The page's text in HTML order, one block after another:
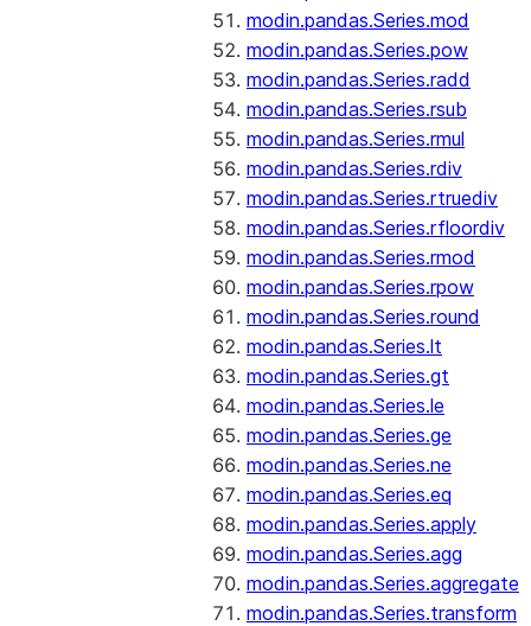
modin.pandas.Series.mod
modin.pandas.Series.pow
modin.pandas.Series.radd
modin.pandas.Series.rsub
modin.pandas.Series.rmul
modin.pandas.Series.rdiv
modin.pandas.Series.rtruediv
modin.pandas.Series.rfloordiv
modin.pandas.Series.rmod
modin.pandas.Series.rpow
modin.pandas.Series.round
modin.pandas.Series.lt
modin.pandas.Series.gt
modin.pandas.Series.le
modin.pandas.Series.ge
modin.pandas.Series.ne
modin.pandas.Series.eq
modin.pandas.Series.apply
modin.pandas.Series.agg
modin.pandas.Series.aggregate
modin.pandas.Series.transform